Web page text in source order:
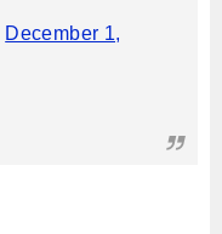
December 1,